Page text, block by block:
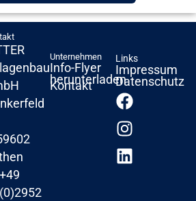
+49
(0)2952
Unternehmen
Info-Flyer
herunterladen
Kontakt
Links
Impressum
Datenschutz